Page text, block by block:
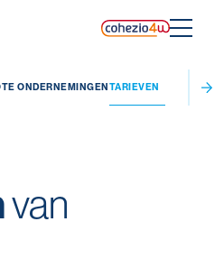
ONDERNEMINGENTARIEVEN
van